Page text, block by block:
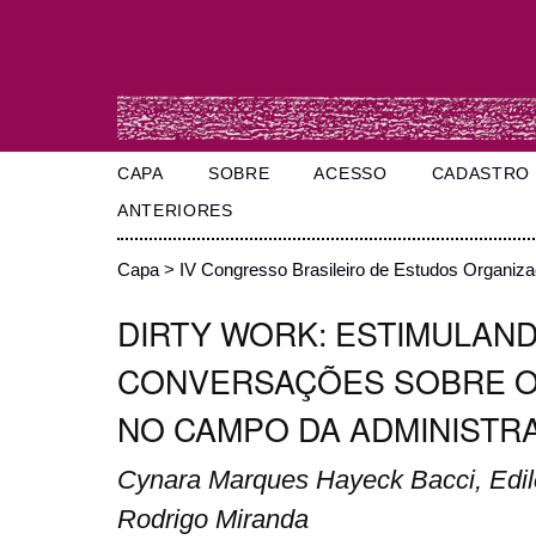
CAPA SOBRE ACESSO CADASTRO
ANTERIORES
Capa > IV Congresso Brasileiro de Estudos
DIRTY WORK:
CONVERSAÇÕES SOBRE
NO CAMPO DA
Cynara Marques Hayeck Bacci,
Rodrigo Miranda